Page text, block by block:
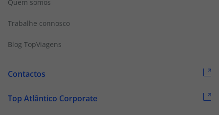
Quem somos
Trabalhe connosco
Blog TopViagens
Contactos
Top Atlântico Corporate